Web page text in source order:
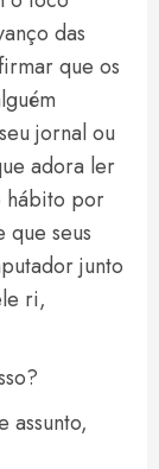
das
que os
jornal ou
adora ler
hábito por
que seus
junto
ri,
assunto,